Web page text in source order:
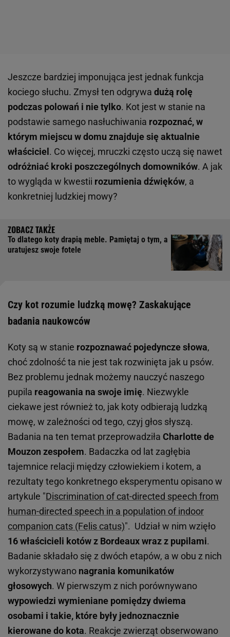
Jeszcze bardziej imponująca jest jednak funkcja
kociego słuchu. Zmysł ten odgrywa dużą rolę
podczas polowań i nie tylko. Kot jest w stanie na
podstawie samego nasłuchiwania rozpoznać, w
którym miejscu w domu znajduje się aktualnie
właściciel . Co więcej, mruczki często uczą się nawet
odróżniać kroki poszczególnych domowników. A jak
to wygląda w kwestii rozumienia dźwięków, a
konkretniej ludzkiej mowy?
To dlatego koty drapią meble. Pamiętaj o tym, a
uratujesz swoje fotele
Czy kot rozumie ludzką mowę? Zaskakujące
badania naukowców
Koty są w stanie rozpoznawać pojedyncze słowa,
choć zdolność ta nie jest tak rozwinięta jak u psów.
Bez problemu jednak możemy nauczyć naszego
pupila reagowania na swoje imię. Niezwykle
ciekawe jest również to, jak koty odbierają ludzką
mowę, w zależności od tego, czyj głos słyszą.
Badania na ten temat przeprowadziła Charlotte de
Mouzon zespołem. Badaczka od lat zagłębia
tajemnice relacji między człowiekiem i kotem, a
rezultaty tego konkretnego eksperymentu opisano w
artykule "Discrimination of cat-directed speech from
human-directed speech in a population of indoor
companion cats (Felis catus)". Udział w nim wzięło
16 właścicieli kotów z Bordeaux wraz z pupilami.
Badanie składało się z dwóch etapów, a w obu z nich
wykorzystywano nagrania komunikatów
głosowych. W pierwszym z nich porównywano
wypowiedzi wymieniane pomiędzy dwiema
osobami i takie, które były jednoznacznie
kierowane do kota. Reakcje zwierząt obserwowano